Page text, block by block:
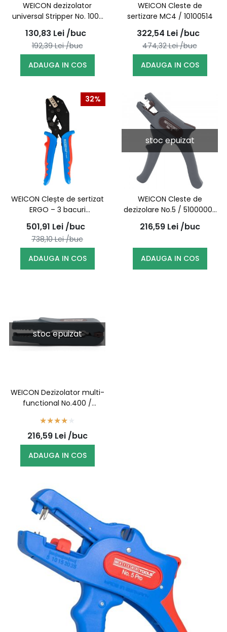
WEICON dezizolator
universal Stripper No. 100/
51000100 (10006798)
130,83 Lei /buc
192,39Lei /buc
ADAUGA IN COS
WEICON Cleste de
sertizare MC4 / 10100514
322,54 Lei /buc
474,32Lei /buc
ADAUGA IN COS
32%
WEICON Clește de sertizat
ERGO – 3 bacuri
interschimbabile pentru
pini, papuci și MC4 /
10100516
501,91 Lei /buc
738,10Lei /buc
ADAUGA IN COS
stoc epuizat
WEICON Cleste de
dezizolare No.5 / 51000005
(10006786)
216,59 Lei /buc
ADAUGA IN COS
stoc epuizat
WEICON Dezizolator multi-
functional No.400 /
216,59 Lei /buc
ADAUGA IN COS